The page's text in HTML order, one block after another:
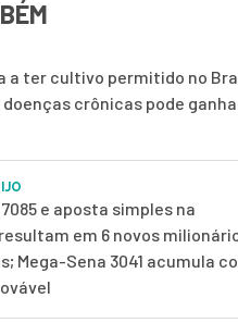
a ter cultivo permitido no
crônicas pode
e aposta simples na
em 6 novos
Mega-Sena 3041 acumula